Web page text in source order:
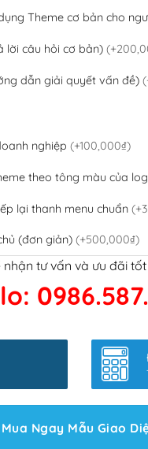
Theme cơ bản cho
lời câu hỏi cơ bản)
dẫn giải quyết vấn đề)
nghiệp (+100,000₫)
theo tông màu của
lại thanh menu chuẩn
(đơn giản) (+500,000₫)
Code ngân hàng
kết google, cập nhật
slider chính (+200,000₫)
site Wordpress(+100,000₫)
tư vấn và ưu đãi
Mua Ngay Mẫu Giao